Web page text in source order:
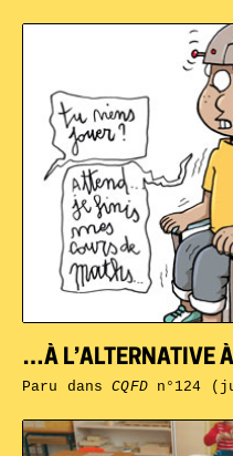
…À L’ALTERNATIVE À
Paru dansCQFDn°124